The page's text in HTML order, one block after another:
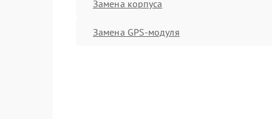
Замена корпуса
Замена GPS-модуля